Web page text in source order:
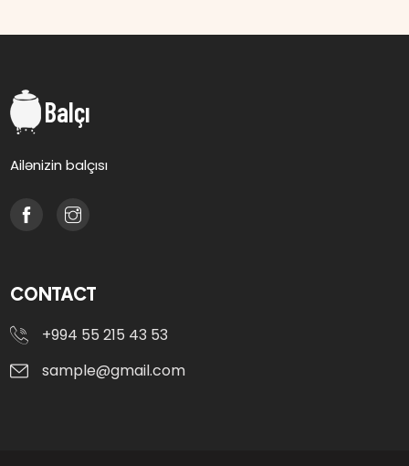
Balçı
Ailənizin balçısı
CONTACT
+994 55 215 43 53
sample@gmail.com